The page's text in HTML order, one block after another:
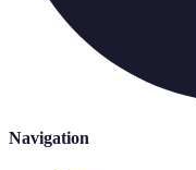
Navigation